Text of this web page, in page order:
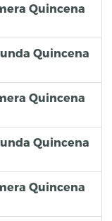
Quincena
Quincena
Quincena
Quincena
Quincena